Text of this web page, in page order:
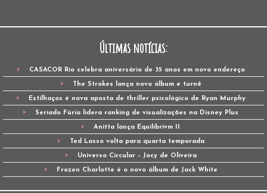
Últimas notícias:
CASACOR Rio celebra aniversário de 35 anos em novo endereço
The Strokes lança novo álbum e turnê
Estilhaços é nova aposta de thriller psicológico de Ryan Murphy
Seriado Fúria lidera ranking de visualizações na Disney Plus
Anitta lança Equilibrivm II
Ted Lasso volta para quarta temporada
Universo Circular – Jocy de Oliveira
Frozen Charlotte é o novo álbum de Jack White